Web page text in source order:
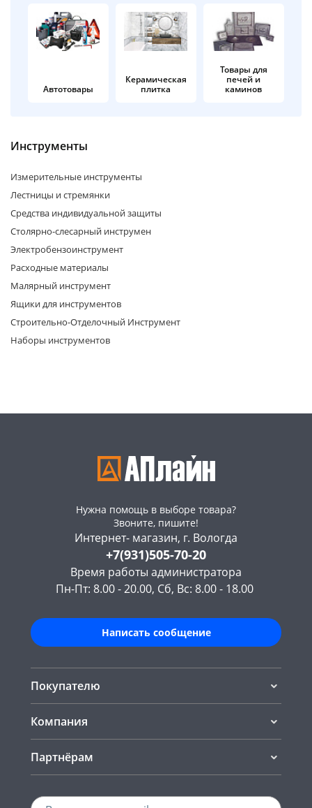
Автотовары
Керамическая
плитка
Товары для
печей и
каминов
Инструменты
Измерительные инструменты
Лестницы и стремянки
Средства индивидуальной защиты
Столярно-слесарный инструмен
Электробензоинструмент
Расходные материалы
Малярный инструмент
Ящики для инструментов
Строительно-Отделочный Инструмент
Наборы инструментов
Нужна помощь в выборе товара?
Звоните, пишите!
Интернет- магазин, г. Вологда
+7(931)505-70-20
Время работы администратора
Пн-Пт: 8.00 - 20.00, Сб, Вс: 8.00 - 18.00
Написать сообщение
Покупателю
Компания
Партнёрам
недели